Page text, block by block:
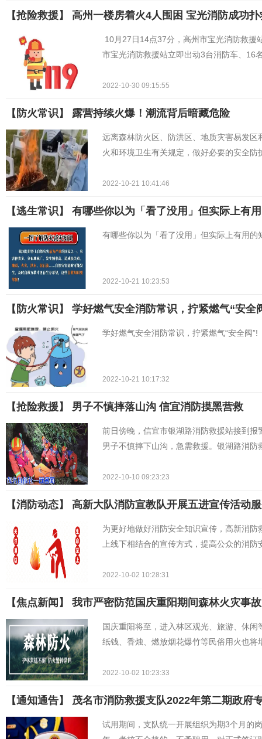
【抢险救援】 ​高州一楼房着火4人围困 宝光消防成功扑
10月27日14点37分，高州市宝光消防救援
市宝光消防救援站立即出动3台消防车、16
2022-10-30 09:15:55
【防火常识】 露营持续火爆！潮流背后暗藏危险
远离森林防火区、防洪区、地质灾害易发
火和环境卫生有关规定，做好必要的安全
2022-10-21 10:41:46
【逃生常识】 有哪些你以为「看了没用」但实际上有
有哪些你以为「看了没用」但实际上有用的
2022-10-21 10:23:53
【防火常识】 学好燃气安全消防常识，拧紧燃气“安全
学好燃气安全消防常识，拧紧燃气“安全阀”!
2022-10-21 10:17:32
【抢险救援】 ​男子不慎摔落山沟 信宜消防摸黑营救
前日傍晚，信宜市银湖路消防救援站接到
男子不慎摔下山沟，急需救援。银湖路消
2022-10-10 09:23:23
【消防动态】 ​高新大队消防宣教队开展五进宣传活动
为更好地做好消防安全知识宣传，高新消
上线下相结合的宣传方式，提高公众的消
2022-10-02 10:28:31
【焦点新闻】 ​我市严密防范国庆重阳期间森林火灾事故
国庆重阳将至，进入林区观光、旅游、休
纸钱、香烛、燃放烟花爆竹等民俗用火也
2022-10-02 10:23:33
【通知通告】 茂名市消防救援支队2022年第二期政府
试用期间，支队统一开展组织为期3个月的